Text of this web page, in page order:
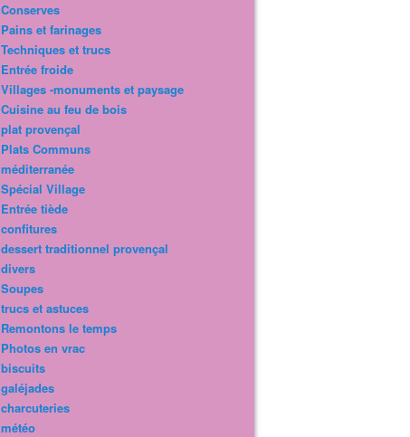
Conserves
Pains et farinages
Techniques et trucs
Entrée froide
Villages -monuments et paysage
Cuisine au feu de bois
plat provençal
Plats Communs
méditerranée
Spécial Village
Entrée tiède
confitures
dessert traditionnel provençal
divers
Soupes
trucs et astuces
Remontons le temps
Photos en vrac
biscuits
galéjades
charcuteries
météo